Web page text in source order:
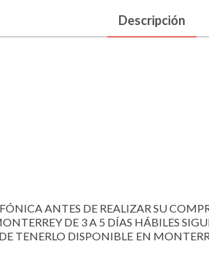
Descripción
ANTES DE REALIZAR SU
DE 3 A 5 DÍAS HÁBILES
TENERLO DISPONIBLE EN